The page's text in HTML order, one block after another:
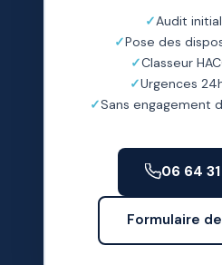
Audit
Pose des
Classeur
Urgences
Sans engagement
06 64
Formulaire